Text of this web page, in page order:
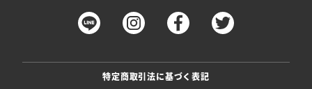
特定商取引法に基づく表記